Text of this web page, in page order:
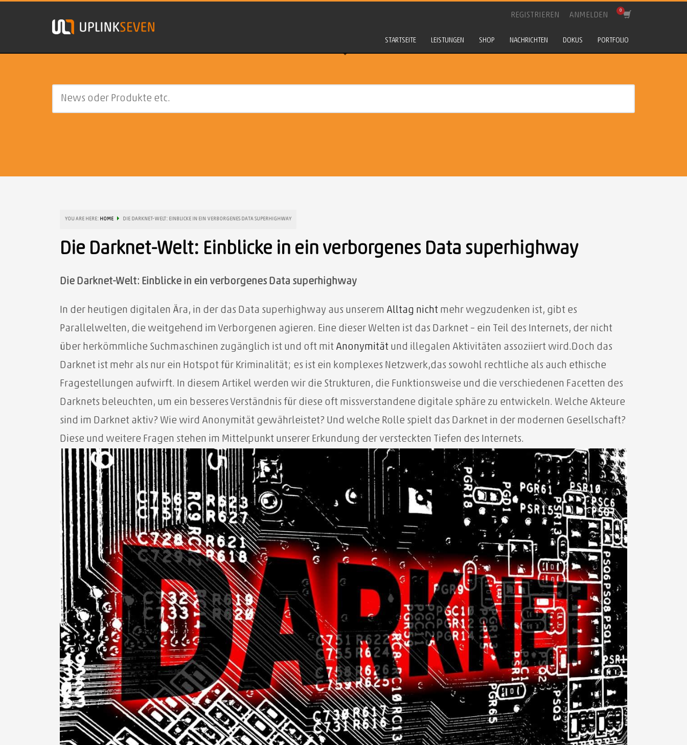
REGISTRIEREN ANMELDEN
STARTSEITE LEISTUNGEN SHOP NACHRICHTEN DOKUS PORTFOLIO
YOU ARE HERE: HOME DIE DARKNET-WELT: EINBLICKE IN EIN VERBORGENES DATA SUPERHIGHWAY
Die Darknet-Welt: Einblicke in ein verborgenes Data superhighway
Die Darknet-Welt: Einblicke in ein verborgenes Data superhighway
In der heutigen digitalen Ära, in der das Data superhighway aus unserem Alltag nicht mehr wegzudenken ist, gibt es
Parallelwelten, die weitgehend im Verborgenen agieren. Eine dieser Welten ist das Darknet – ein Teil des Internets, der nicht
über herkömmliche Suchmaschinen zugänglich ist und oft mit Anonymität und illegalen Aktivitäten assoziiert wird.Doch das
Darknet ist mehr als nur ein Hotspot für Kriminalität; es ist ein komplexes Netzwerk,das sowohl rechtliche als auch ethische
Fragestellungen aufwirft. In diesem Artikel werden wir die Strukturen, die Funktionsweise und die verschiedenen Facetten des
Darknets beleuchten, um ein besseres Verständnis für diese oft missverstandene digitale sphäre zu entwickeln. Welche Akteure
sind im Darknet aktiv? Wie wird Anonymität gewährleistet? Und welche Rolle spielt das Darknet in der modernen Gesellschaft?
Diese und weitere Fragen stehen im Mittelpunkt unserer Erkundung der versteckten Tiefen des Internets.